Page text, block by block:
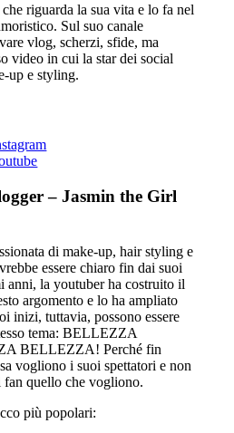
riguarda la sua vita e lo fa nel
Sul suo canale
vlog, scherzi, sfide, ma
video in cui la star dei social
up e styling.
– Jasmin the Girl
di make-up, hair styling e
essere chiaro fin dai suoi
la youtuber ha costruito il
argomento e lo ha ampliato
inizi, tuttavia, possono essere
tema: BELLEZZA
BELLEZZA! Perché fin
vogliono i suoi spettatori e non
fan quello che vogliono.
più popolari: